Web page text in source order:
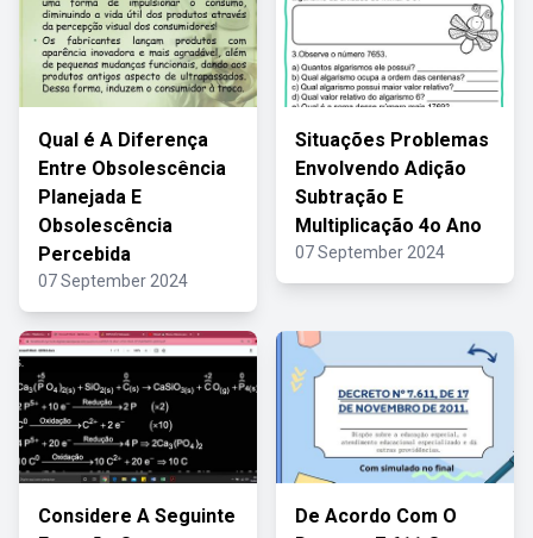
Qual é A Diferença
Entre Obsolescência
Planejada E
Obsolescência
Percebida
07 September 2024
Situações Problemas
Envolvendo Adição
Subtração E
Multiplicação 4o Ano
07 September 2024
Considere A Seguinte
De Acordo Com O